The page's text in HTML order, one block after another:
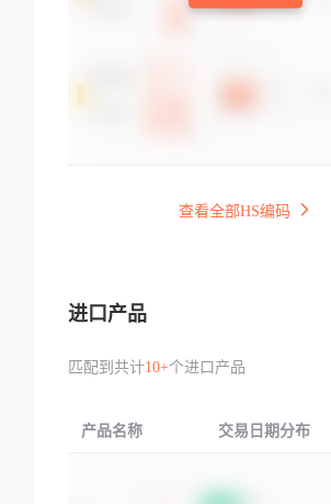
查看全部HS编码
进口产品
匹配到共计10+个进口产品
产品名称 交易日期分布